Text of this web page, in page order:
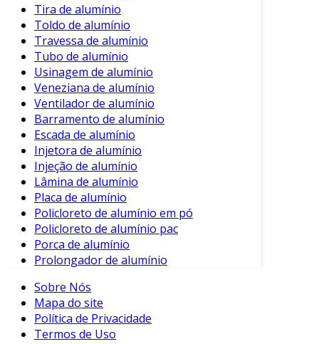
Tira de alumínio
Toldo de alumínio
Travessa de alumínio
Tubo de alumínio
Usinagem de alumínio
Veneziana de alumínio
Ventilador de alumínio
Barramento de alumínio
Escada de alumínio
Injetora de alumínio
Injeção de alumínio
Lâmina de alumínio
Placa de alumínio
Policloreto de alumínio em pó
Policloreto de alumínio pac
Porca de alumínio
Prolongador de alumínio
Sobre Nós
Mapa do site
Política de Privacidade
Termos de Uso